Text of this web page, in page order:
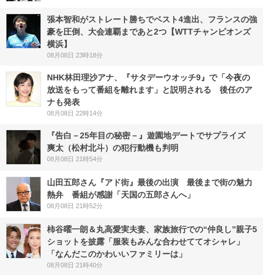
張本智和がストレート勝ちでベスト4進出、フランスの強
豪を圧倒、大会連覇まであと2つ【WTTチャンピオンズ
横浜】
08月08日 23時18分
NHK林田理沙アナ、『サタデーウオッチ9』で「今夜の
放送をもって番組を離れます」と説明される 後任のア
ナも発表
08月08日 22時14分
『告白－25年目の秘密－』遊園地デートでサプライズ
爽太（松村北斗）の犯行動機も判明
08月08日 21時54分
山田五郎さん『アド街』最後の出演 最後まで街の魅力
熱弁 番組が感謝「天国の五郎さんへ」
08月08日 21時52分
柿谷曜一朗＆丸高愛実夫妻、家族旅行での“仲良し”親子5
ショットを披露「服装もみんな合わせててオシャレ」
「なんだこのかわいいファミリーは」
08月08日 21時40分